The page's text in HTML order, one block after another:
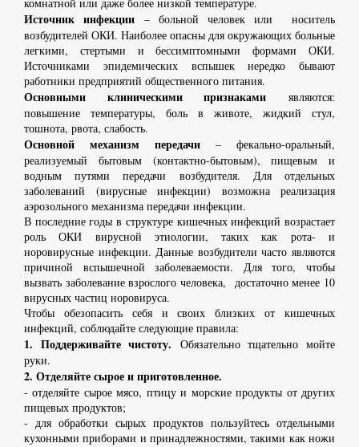
Источник инфекции – больной человек или носитель
возбудителей ОКИ. Наиболее опасны для окружающих больные
легкими, стертыми и бессимптомными формами ОКИ.
Источниками эпидемических вспышек нередко бывают
работники предприятий общественного питания.
Основными клиническими признаками являются:
повышение температуры, боль в животе, жидкий стул,
тошнота, рвота, слабость.
Основной механизм передачи– фекально-оральный,
реализуемый бытовым (контактно-бытовым), пищевым и
водным путями передачи возбудителя. Для отдельных
заболеваний (вирусные инфекции) возможна реализация
аэрозольного механизма передачи инфекции.
В последние годы в структуре кишечных инфекций возрастает
роль ОКИ вирусной этиологии, таких как рота- и
норовирусные инфекции. Данные возбудители часто являются
причиной вспышечной заболеваемости. Для того, чтобы
вызвать заболевание взрослого человека, достаточно менее 10
вирусных частиц норовируса.
Чтобы обезопасить себя и своих близких от кишечных
инфекций, соблюдайте следующие правила:
1. Поддерживайте чистоту. Обязательно тщательно мойте
руки.
2. Отделяйте сырое и приготовленное.
- отделяйте сырое мясо, птицу и морские продукты от других
пищевых продуктов;
- для обработки сырых продуктов пользуйтесь отдельными
кухонными приборами и принадлежностями, такими как ножи